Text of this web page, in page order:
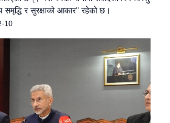
समृद्धि र सुरक्षाको आकार" रहेको छ।
10